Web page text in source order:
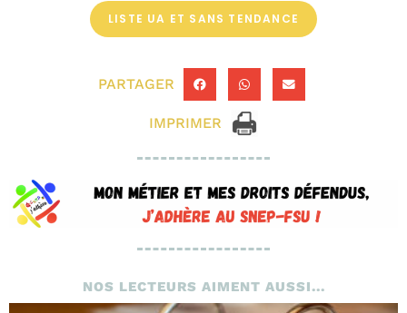
LISTE UA ET SANS TENDANCE
PARTAGER
IMPRIMER
NOS LECTEURS AIMENT AUSSI...